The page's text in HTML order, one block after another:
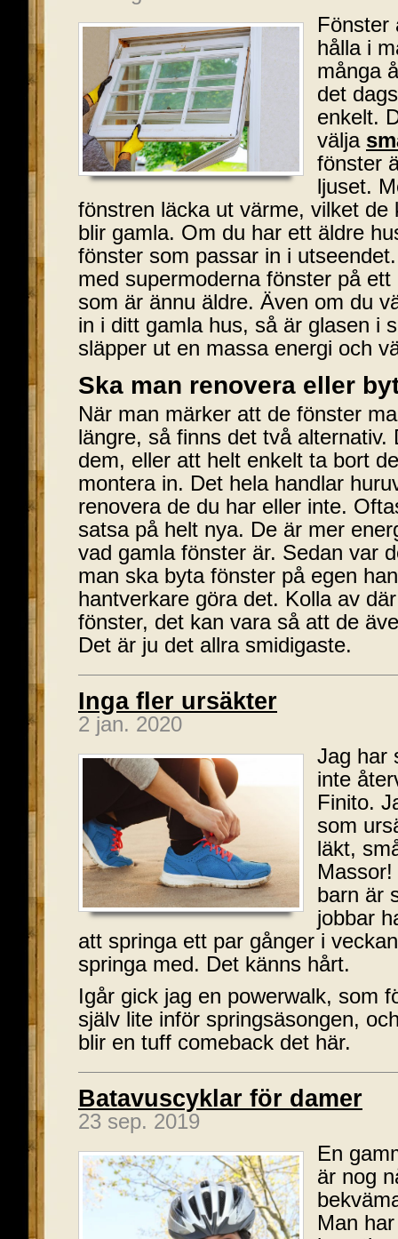
Fönster
hålla i
många
det
enkelt.
välja
fönster
ljuset.
fönstren läcka ut värme, vilket de
blir gamla. Om du har ett äldre
fönster som passar in i
med supermoderna fönster på
som är ännu äldre. Även om du
in i ditt gamla hus, så är glasen i
släpper ut en massa energi och
Ska man renovera eller
När man märker att de fönster
längre, så finns det två alternativ.
dem, eller att helt enkelt ta bort
montera in. Det hela handlar
renovera de du har eller inte.
satsa på helt nya. De är mer
vad gamla fönster är. Sedan var
man ska byta fönster på egen
hantverkare göra det. Kolla av
fönster, det kan vara så att de
Det är ju det allra smidigaste.
Inga fler ursäkter
2 jan. 2020
Jag har
inte
Finito.
som
läkt,
barn är
jobbar
att springa ett par gånger i
springa med. Det känns hårt.
Igår gick jag en powerwalk, som
själv lite inför springsäsongen,
blir en tuff comeback det här.
Batavuscyklar för damer
23 sep. 2019
En
är nog
Man